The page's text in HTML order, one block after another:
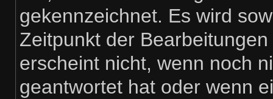
gekennzeichnet. Es wird
Zeitpunkt der
erscheint nicht, wenn noch
geantwortet hat oder wenn